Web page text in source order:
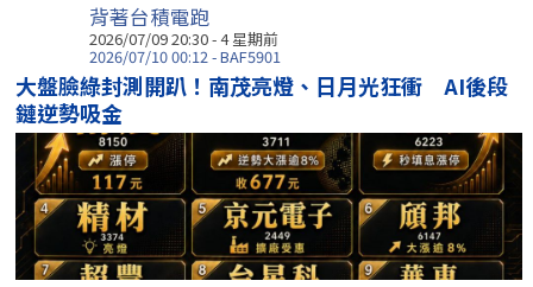
背著台積電跑
2026/07/09 20:30 - 4 星期前
2026/07/10 00:12 - BAF5901
大盤臉綠封測開趴！南茂亮燈、日月光狂衝 AI後段
鏈逆勢吸金